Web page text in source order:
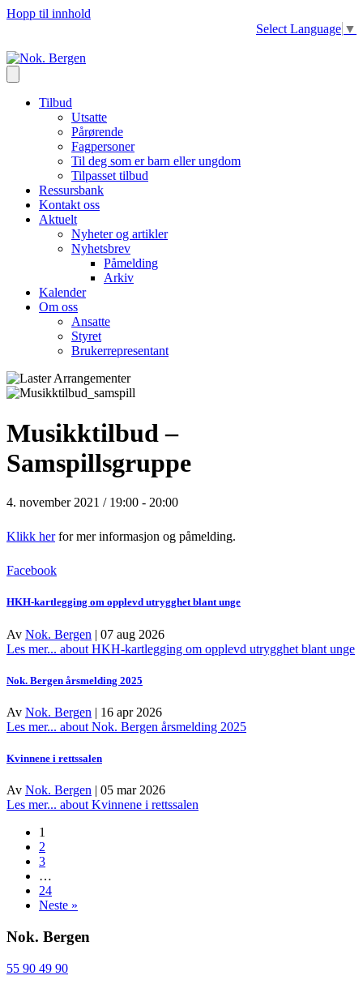
Hopp til innhold
Select Language ▼
Tilbud
Utsatte
Pårørende
Fagpersoner
Til deg som er barn eller ungdom
Tilpasset tilbud
Ressursbank
Kontakt oss
Aktuelt
Nyheter og artikler
Nyhetsbrev
Påmelding
Arkiv
Kalender
Om oss
Ansatte
Styret
Brukerrepresentant
Musikktilbud –
Samspillsgruppe
4. november 2021 / 19:00 - 20:00
Klikk herfor mer informasjon og påmelding.
Facebook
HKH-kartlegging om opplevd utrygghet blant unge
Av Nok. Bergen | 07 aug 2026
Les mer... about HKH-kartlegging om opplevd utrygghet blant unge
Nok. Bergen årsmelding 2025
Av Nok. Bergen | 16 apr 2026
Les mer... about Nok. Bergen årsmelding 2025
Kvinnene i rettssalen
Av Nok. Bergen | 05 mar 2026
Les mer... about Kvinnene i rettssalen
1
2
3
…
24
Neste »
Nok. Bergen
55 90 49 90